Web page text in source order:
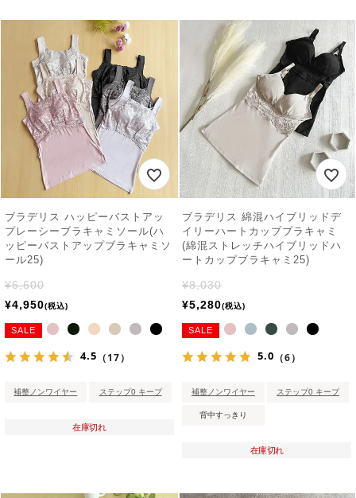
ブラデリス ハッピーバストアッ
プレーシーブラキャミソール(ハ
ッピーバストアップブラキャミソ
ール25)
¥6,600
¥4,950 税込
SALE
4.5 （17）
補整ノンワイヤー ステップ0 キープ
在庫切れ
ブラデリス 綿混ハイブリッドデ
イリーハートカップブラキャミ
(綿混ストレッチハイブリッドハ
ートカップブラキャミ25)
¥8,030
¥5,280 税込
SALE
5.0 （6）
補整ノンワイヤー ステップ0 キープ
背中すっきり
在庫切れ